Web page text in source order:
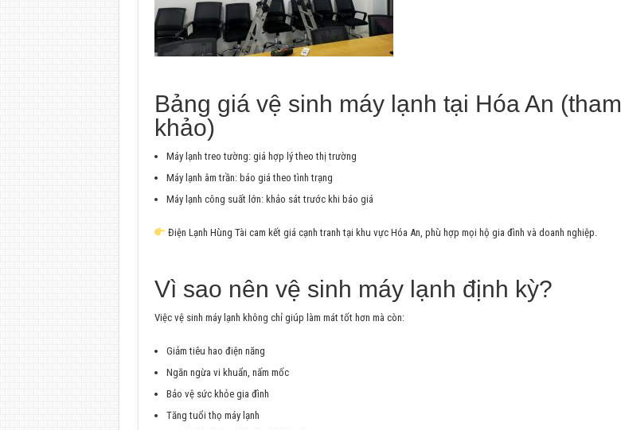
Bảng giá vệ sinh máy lạnh tại Hóa An (tham
khảo)
Máy lạnh treo tường: giá hợp lý theo thị trường
Máy lạnh âm trần: báo giá theo tình trạng
Máy lạnh công suất lớn: khảo sát trước khi báo giá
Điện Lạnh Hùng Tài cam kết giá cạnh tranh tại khu vực Hóa An, phù hợp mọi hộ gia đình và doanh nghiệp.
Vì sao nên vệ sinh máy lạnh định kỳ?
Việc vệ sinh máy lạnh không chỉ giúp làm mát tốt hơn mà còn:
Giảm tiêu hao điện năng
Ngăn ngừa vi khuẩn, nấm mốc
Bảo vệ sức khỏe gia đình
Tăng tuổi thọ máy lạnh